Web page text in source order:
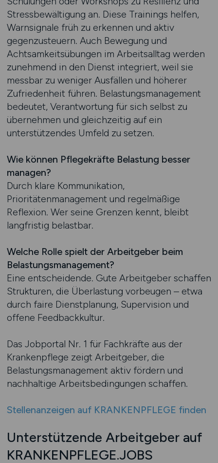
Stressbewältigung an. Diese Trainings helfen,
Warnsignale früh zu erkennen und aktiv
gegenzusteuern. Auch Bewegung und
Achtsamkeitsübungen im Arbeitsalltag werden
zunehmend in den Dienst integriert, weil sie
messbar zu weniger Ausfällen und höherer
Zufriedenheit führen. Belastungsmanagement
bedeutet, Verantwortung für sich selbst zu
übernehmen und gleichzeitig auf ein
unterstützendes Umfeld zu setzen.
Wie können Pflegekräfte Belastung besser
managen?
Durch klare Kommunikation,
Prioritätenmanagement und regelmäßige
Reflexion. Wer seine Grenzen kennt, bleibt
langfristig belastbar.
Welche Rolle spielt der Arbeitgeber beim
Belastungsmanagement?
Eine entscheidende. Gute Arbeitgeber schaffen
Strukturen, die Überlastung vorbeugen – etwa
durch faire Dienstplanung, Supervision und
offene Feedbackkultur.
Das Jobportal Nr. 1 für Fachkräfte aus der
Krankenpflege zeigt Arbeitgeber, die
Belastungsmanagement aktiv fördern und
nachhaltige Arbeitsbedingungen schaffen.
Stellenanzeigen auf KRANKENPFLEGE finden
Unterstützende Arbeitgeber auf
KRANKENPFLEGE.JOBS